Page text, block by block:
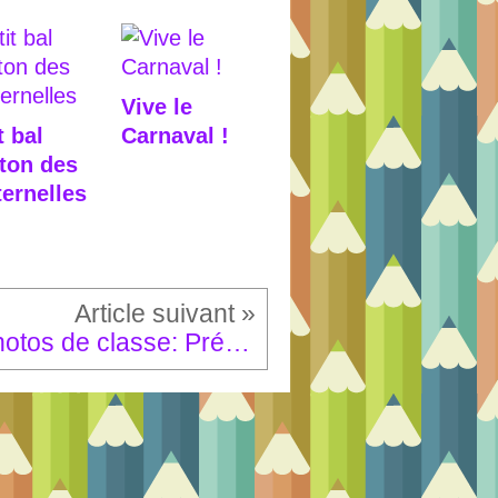
bal
des
Vive le
Carnaval !
Photos de classe: Précisions